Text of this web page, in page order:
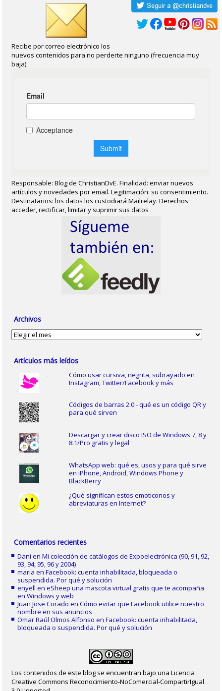
Recibe por correo electrónico los
nuevos contenidos para no perderte ninguno (frecuencia muy
baja).
Responsable: Blog de ChristianDvE. Finalidad: enviar nuevos
artículos y novedades por email. Legitimación: su consentimiento.
Destinatarios: los datos los custodiará Mailrelay. Derechos:
acceder, rectificar, limitar y suprimir sus datos
Archivos
Archivos
Artículos más leídos
Cómo usar cursiva, negrita, subrayado en
Instagram, Twitter/Facebook y más
Códigos de barras 2.0 - qué es un código QR y
para qué sirven
Descargar y crear disco ISO de Windows 7, 8 y
8.1/Pro gratis y legal
WhatsApp web: qué es, usos y para qué sirve
en iPhone, Android, Windows Phone y
BlackBerry
¿Qué significan estos emoticonos y
abreviaturas en Internet?
Comentarios recientes
Dani enMi colección de catálogos de Expoelectrónica (90, 91, 92,
93, 94, 95, 96 y 2004)
maria enFacebook: cuenta inhabilitada, bloqueada o
suspendida. Por qué y solución
enyell eneSheep una mascota virtual gratis que te acompaña
en Windows y web
Juan Jose Corado enCómo evitar que Facebook utilice nuestro
nombre en sus anuncios
Omar Raúl Olmos Alfonso enFacebook: cuenta inhabilitada,
bloqueada o suspendida. Por qué y solución
Los contenidos de este blog se encuentran bajo una Licencia
Creative Commons Reconocimiento-NoComercial-CompartirIgual